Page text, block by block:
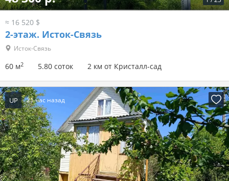
≈ 16 520 $
2-этаж. Исток-Связь
Исток-Связь
60 м2 5.80 соток 2 км от Кристалл-сад
UP 21 час назад